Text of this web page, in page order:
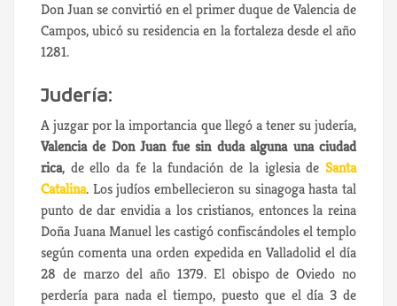
Don Juan se convirtió en el primer duque de Valencia de
Campos, ubicó su residencia en la fortaleza desde el año
1281.
Judería:
A juzgar por la importancia que llegó a tener su judería,
Valencia de Don Juan fue sin duda alguna una ciudad
rica, de ello da fe la fundación de la iglesia de Santa
Catalina. Los judíos embellecieron su sinagoga hasta tal
punto de dar envidia a los cristianos, entonces la reina
Doña Juana Manuel les castigó confiscándoles el templo
según comenta una orden expedida en Valladolid el día
28 de marzo del año 1379. El obispo de Oviedo no
perdería para nada el tiempo, puesto que el día 3 de